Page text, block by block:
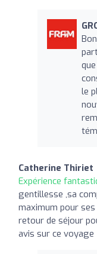
le
Catherine Thiriet
Expérience
gentillesse ,sa
maximum pour
retour de séjour
avis sur ce voyage